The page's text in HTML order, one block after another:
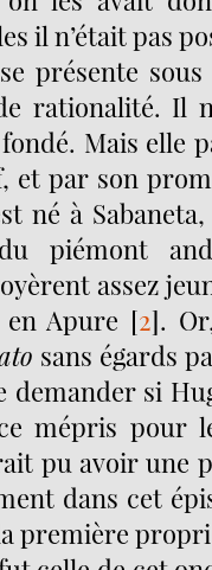
il n’était pas
présente sous
rationalité. Il
Mais elle
et par son
né à
piémont
assez
Apure [2].
sans égards
si
mépris pour
pu avoir une
dans cet
première